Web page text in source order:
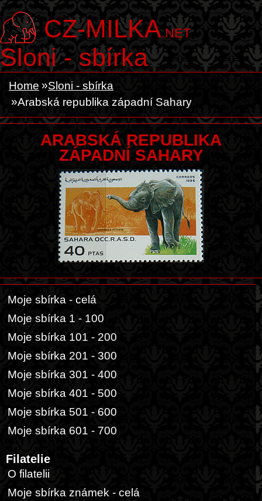
CZ-MILKA.NET
Sloni - sbírka
Home
Sloni - sbírka
Arabská republika západní Sahary
ARABSKÁ REPUBLIKA
ZÁPADNÍ SAHARY
Moje sbírka - celá
Moje sbírka 1 - 100
Moje sbírka 101 - 200
Moje sbírka 201 - 300
Moje sbírka 301 - 400
Moje sbírka 401 - 500
Moje sbírka 501 - 600
Moje sbírka 601 - 700
Filatelie
O filatelii
Moje sbírka známek - celá